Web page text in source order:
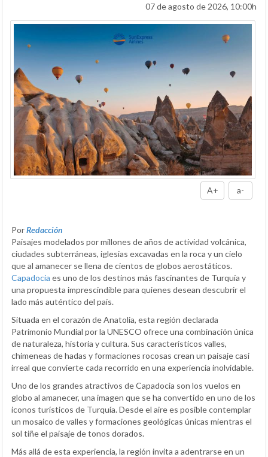
07 de agosto de 2026, 10:00h
A+ a-
PorRedacción
Paisajes modelados por millones de años de actividad volcánica,
ciudades subterráneas, iglesias excavadas en la roca y un cielo
que al amanecer se llena de cientos de globos aerostáticos.
Capadocia es uno de los destinos más fascinantes de Turquía y
una propuesta imprescindible para quienes desean descubrir el
lado más auténtico del país.
Situada en el corazón de Anatolia, esta región declarada
Patrimonio Mundial por la UNESCO ofrece una combinación única
de naturaleza, historia y cultura. Sus característicos valles,
chimeneas de hadas y formaciones rocosas crean un paisaje casi
irreal que convierte cada recorrido en una experiencia inolvidable.
Uno de los grandes atractivos de Capadocia son los vuelos en
globo al amanecer, una imagen que se ha convertido en uno de los
iconos turísticos de Turquía. Desde el aire es posible contemplar
un mosaico de valles y formaciones geológicas únicas mientras el
sol tiñe el paisaje de tonos dorados.
Más allá de esta experiencia, la región invita a adentrarse en un